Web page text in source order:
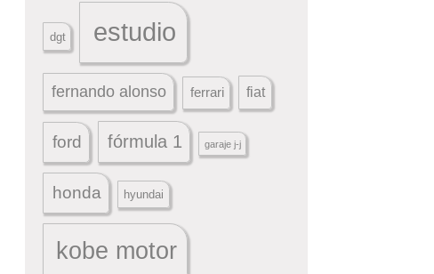
dgt estudio
fernando alonso ferrari fiat
ford fórmula 1 garaje j-j
honda hyundai
kobe motor